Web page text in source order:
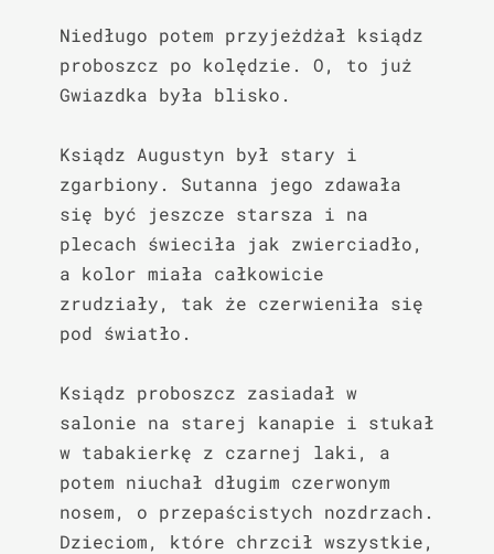
Niedługo potem przyjeżdżał ksiądz
proboszcz po kolędzie. O, to już
Gwiazdka była blisko.
Ksiądz Augustyn był stary i
zgarbiony. Sutanna jego zdawała
się być jeszcze starsza i na
plecach świeciła jak zwierciadło,
a kolor miała całkowicie
zrudziały, tak że czerwieniła się
pod światło.
Ksiądz proboszcz zasiadał w
salonie na starej kanapie i stukał
w tabakierkę z czarnej laki, a
potem niuchał długim czerwonym
nosem, o przepaścistych nozdrzach.
Dzieciom, które chrzcił wszystkie,